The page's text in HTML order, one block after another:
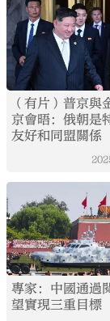
（有片）普京與
京會晤：俄朝是
友好和同盟關係
專家：中國通過
望實現三重目標